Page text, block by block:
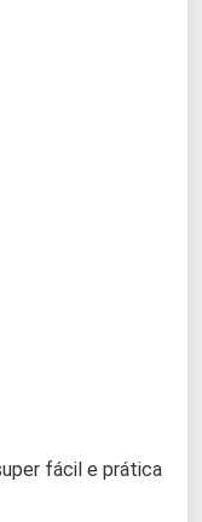
fácil e prática